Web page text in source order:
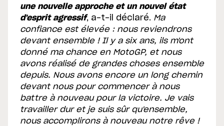
une nouvelle approche et un nouvel état
d'esprit agressif, a-t-il déclaré. Ma
confiance est élevée : nous reviendrons
devant ensemble ! Il y a six ans, ils m'ont
donné ma chance en MotoGP, et nous
avons réalisé de grandes choses ensemble
depuis. Nous avons encore un long chemin
devant nous pour commencer à nous
battre à nouveau pour la victoire. Je vais
travailler dur et je suis sûr qu'ensemble,
nous accomplirons à nouveau notre rêve !